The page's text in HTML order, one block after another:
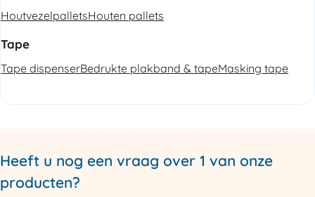
HoutvezelpalletsHouten pallets
Tape
Tape dispenserBedrukte plakband & tapeMasking tape
Heeft u nog een vraag over 1 van onze
producten?